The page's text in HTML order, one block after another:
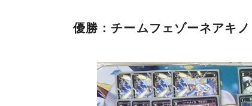
優勝：チームフェゾーネアキノ